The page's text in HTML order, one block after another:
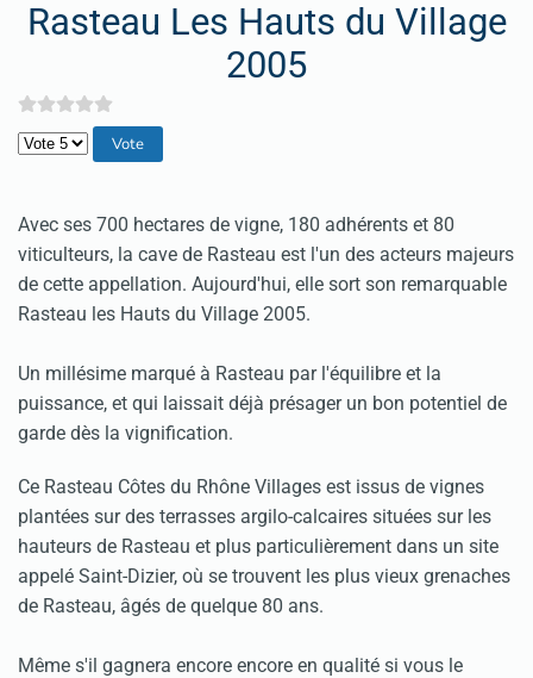
Rasteau Les Hauts du Village
2005
Veuillez voter
Avec ses 700 hectares de vigne, 180 adhérents et 80
viticulteurs, la cave de Rasteau est l'un des acteurs majeurs
de cette appellation. Aujourd'hui, elle sort son remarquable
Rasteau les Hauts du Village 2005.
Un millésime marqué à Rasteau par l'équilibre et la
puissance, et qui laissait déjà présager un bon potentiel de
garde dès la vignification.
Ce Rasteau Côtes du Rhône Villages est issus de vignes
plantées sur des terrasses argilo-calcaires situées sur les
hauteurs de Rasteau et plus particulièrement dans un site
appelé Saint-Dizier, où se trouvent les plus vieux grenaches
de Rasteau, âgés de quelque 80 ans.
Même s'il gagnera encore encore en qualité si vous le